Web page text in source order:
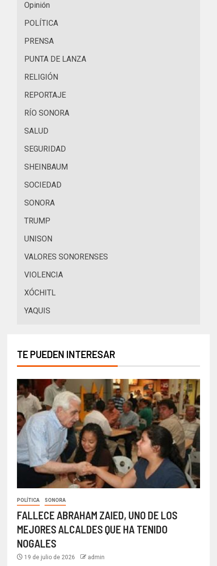
Opinión
POLÍTICA
PRENSA
PUNTA DE LANZA
RELIGIÓN
REPORTAJE
RÍO SONORA
SALUD
SEGURIDAD
SHEINBAUM
SOCIEDAD
SONORA
TRUMP
UNISON
VALORES SONORENSES
VIOLENCIA
XÓCHITL
YAQUIS
TE PUEDEN INTERESAR
POLÍTICA SONORA
FALLECE ABRAHAM ZAIED, UNO DE LOS
MEJORES ALCALDES QUE HA TENIDO
NOGALES
19 de julio de 2026 admin